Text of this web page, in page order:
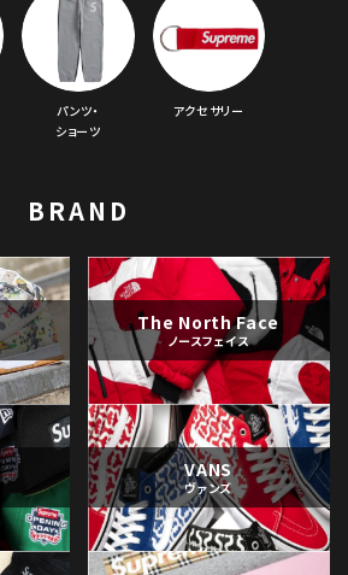
パンツ・
ショーツ
アクセサリー
BRAND
The North Face
ノースフェイス
VANS
ヴァンズ